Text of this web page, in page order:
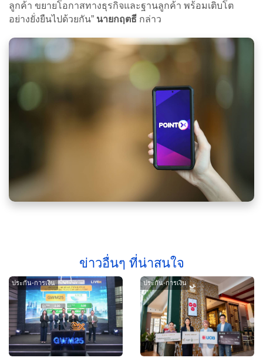
ลูกค้า ขยายโอกาสทางธุรกิจและฐานลูกค้า พร้อมเติบโต
อย่างยั่งยืนไปด้วยกัน” นายกฤตธี กล่าว
ข่าวอื่นๆ ที่น่าสนใจ
ประกัน-การเงิน ประกัน-การเงิน